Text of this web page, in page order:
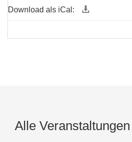
Download als iCal:
Alle Veranstaltungen